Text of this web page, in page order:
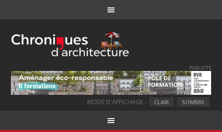
PUBLICITE
MODE D'AFFICHAGE : CLAIR SOMBRE